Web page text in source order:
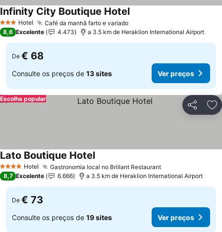
3 EstrelasHotel Café da manhã farto e variado
Infinity City Boutique Hotel
8,6 Excelente 4.473 a 3.5 km de Heraklion International Airport
De € 68
Consulte os preços de 13 sites Ver preços
Partilhar
Escolha popular
4 EstrelasHotel Gastronomia local no Brillant Restaurant
Lato Boutique Hotel
8,7 Excelente 6.666 a 3.5 km de Heraklion International Airport
De € 73
Consulte os preços de 19 sites Ver preços